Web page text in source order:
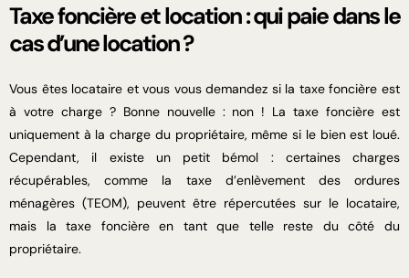
Taxe foncière et location : qui paie dans le
cas d’une location ?
Vous êtes locataire et vous vous demandez si la taxe foncière est
à votre charge ? Bonne nouvelle : non ! La taxe foncière est
uniquement à la charge du propriétaire, même si le bien est loué.
Cependant, il existe un petit bémol : certaines charges
récupérables, comme la taxe d’enlèvement des ordures
ménagères (TEOM), peuvent être répercutées sur le locataire,
mais la taxe foncière en tant que telle reste du côté du
propriétaire.